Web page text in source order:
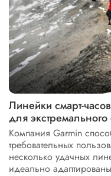
Линейки смарт-
для экстремального
Компания Garmin
требовательных
несколько удачных
идеально